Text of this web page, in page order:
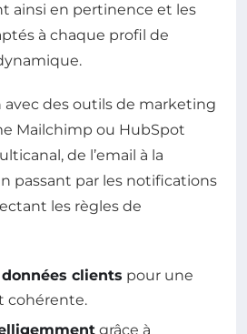
ainsi en pertinence et les
à chaque profil de
avec des outils de marketing
Mailchimp ou HubSpot
de l’email à la
passant par les notifications
les règles de
clients pour une
cohérente.
grâce à